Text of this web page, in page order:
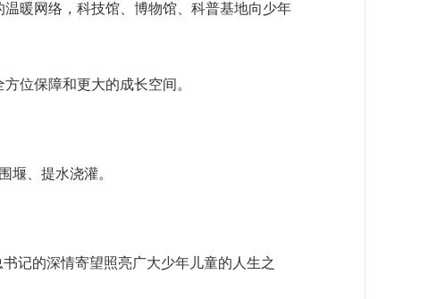
暖网络，科技馆、博物馆、科普基地向少年
位保障和更大的成长空间。
堰、提水浇灌。
记的深情寄望照亮广大少年儿童的人生之